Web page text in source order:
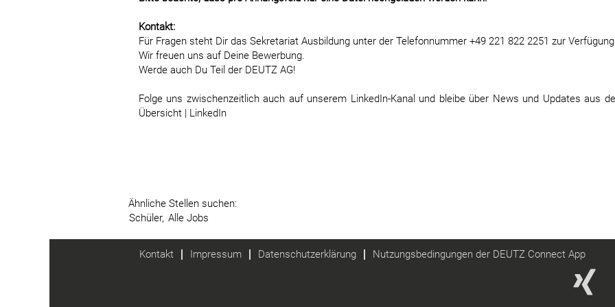
Kontakt:
Für Fragen steht Dir das Sekretariat Ausbildung unter der Telefonnummer +49 221 822 2251 zur
Wir freuen uns auf Deine Bewerbung.
Werde auch Du Teil der DEUTZ AG!
Folge uns zwischenzeitlich auch auf unserem LinkedIn-Kanal und bleibe über News und Updates aus
Übersicht | LinkedIn
Ähnliche Stellen suchen:
Schüler, Alle Jobs
Kontakt Impressum Datenschutzerklärung
Nutzungsbedingungen der DEUTZ Connect App